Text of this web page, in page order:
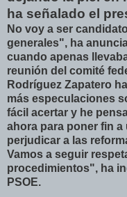
ha señalado el
No voy a ser
generales", ha
cuando apenas
reunión del comité
Rodríguez Zapatero
más especulaciones
fácil acertar y he
ahora para poner fin
perjudicar a las
Vamos a seguir
procedimientos", ha
PSOE.